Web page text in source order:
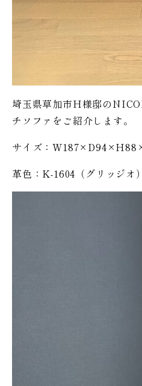
埼玉県草加市H様邸の
チソファをご紹介します。
サイズ：
革色：K-1604（グリッジオ）